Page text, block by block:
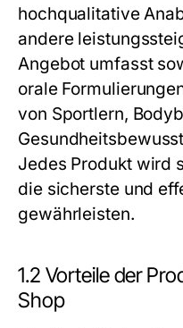
hochqualitative
andere
Angebot umfasst
orale
von Sportlern,
Jedes Produkt wird
die sicherste und
gewährleisten.
1.2 Vorteile der
Shop